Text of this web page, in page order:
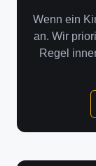
Wenn ein
an. Wir
Regel